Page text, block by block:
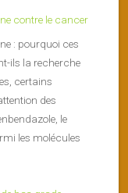
contre le cancer
: pourquoi ces
ils la recherche
certains
des
le
les molécules